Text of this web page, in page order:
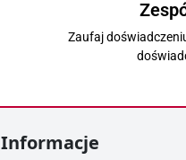
Zaufaj
Informacje